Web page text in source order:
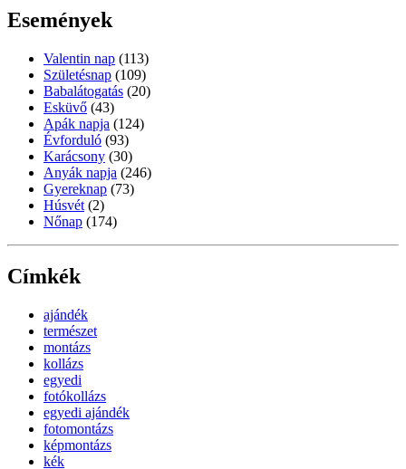
Események
Valentin nap (113)
Születésnap (109)
Babalátogatás (20)
Esküvő (43)
Apák napja (124)
Évforduló (93)
Karácsony (30)
Anyák napja (246)
Gyereknap (73)
Húsvét (2)
Nőnap (174)
Címkék
ajándék
természet
montázs
kollázs
egyedi
fotókollázs
egyedi ajándék
fotomontázs
képmontázs
kék